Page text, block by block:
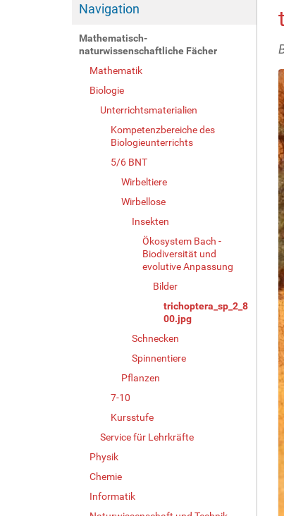
Navigation
Mathematisch-
naturwissenschaftliche Fächer
Mathematik
Biologie
Unterrichtsmaterialien
Kompetenzbereiche des
Biologieunterrichts
5/6 BNT
Wirbeltiere
Wirbellose
Insekten
Ökosystem Bach -
Biodiversität und
evolutive Anpassung
Bilder
trichoptera_sp_2_8
00.jpg
Schnecken
Spinnentiere
Pflanzen
7-10
Kursstufe
Service für Lehrkräfte
Physik
Chemie
Informatik